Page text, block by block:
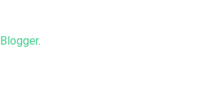
Blogger.